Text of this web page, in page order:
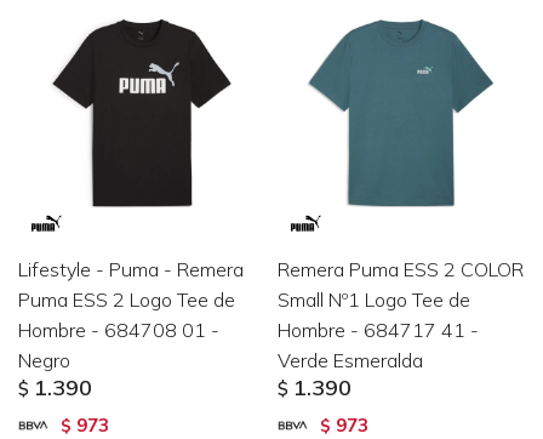
Lifestyle - Puma - Remera
Puma ESS 2 Logo Tee de
Hombre - 684708 01 -
Negro
$ 1.390
$ 973
Remera Puma ESS 2 COLOR
Small Nº1 Logo Tee de
Hombre - 684717 41 -
Verde Esmeralda
$ 1.390
$ 973